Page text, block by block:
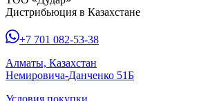
Дистрибьюция в Казахстане
+7 701 082-53-38
Алматы, Казахстан
Немировича-Данченко 51Б
Условия покупки